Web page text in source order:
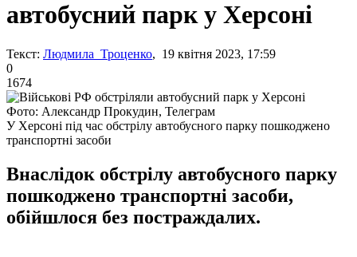
автобусний парк у Херсоні
Текст: Людмила Троценко, 19 квітня 2023, 17:59
0
1674
Фото: Александр Прокудин, Телеграм
У Херсоні під час обстрілу автобусного парку пошкоджено
транспортні засоби
Внаслідок обстрілу автобусного парку
пошкоджено транспортні засоби,
обійшлося без постраждалих.